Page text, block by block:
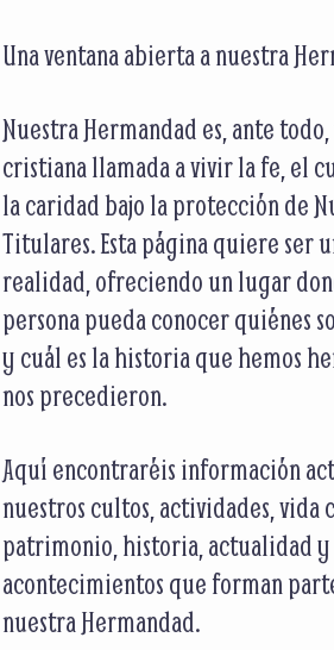
Una ventana abierta a nuestra
Nuestra Hermandad es, ante
cristiana llamada a vivir la fe, el
la caridad bajo la protección de
Titulares. Esta página quiere ser
realidad, ofreciendo un lugar
persona pueda conocer quiénes
y cuál es la historia que hemos
nos precedieron.
Aquí encontraréis información
nuestros cultos, actividades, vida
patrimonio, historia, actualidad
acontecimientos que forman
nuestra Hermandad.